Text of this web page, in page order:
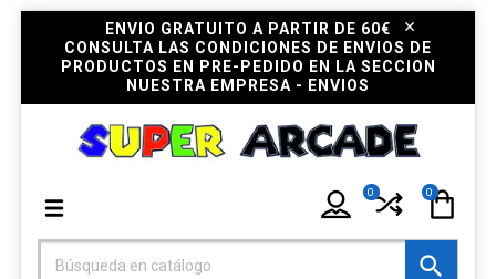
ENVIO GRATUITO A PARTIR DE 60€
CONSULTA LAS CONDICIONES DE ENVIOS DE
PRODUCTOS EN PRE-PEDIDO EN LA SECCION
NUESTRA EMPRESA - ENVIOS
0
0
